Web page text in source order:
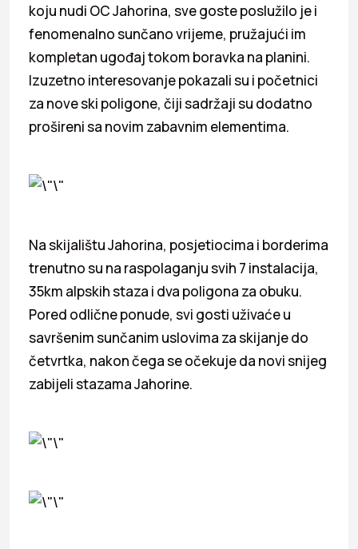
koju nudi OC Jahorina, sve goste poslužilo je i
fenomenalno sunčano vrijeme, pružajući im
kompletan ugođaj tokom boravka na planini.
Izuzetno interesovanje pokazali su i početnici
za nove ski poligone, čiji sadržaji su dodatno
prošireni sa novim zabavnim elementima.
Na skijalištu Jahorina, posjetiocima i borderima
trenutno su na raspolaganju svih 7 instalacija,
35km alpskih staza i dva poligona za obuku.
Pored odlične ponude, svi gosti uživaće u
savršenim sunčanim uslovima za skijanje do
četvrtka, nakon čega se očekuje da novi snijeg
zabijeli stazama Jahorine.